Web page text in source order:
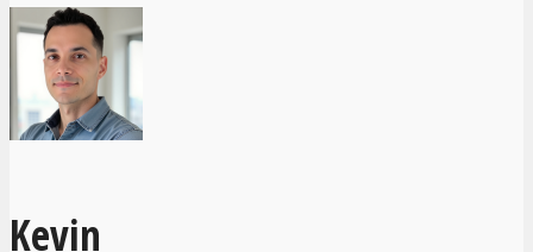
Kevin